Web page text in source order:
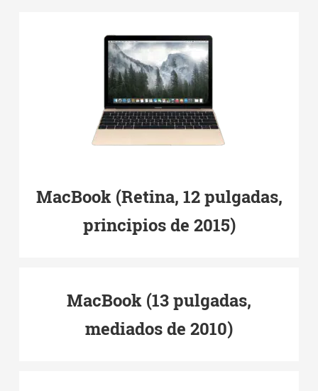
MacBook (Retina, 12 pulgadas,
principios de 2015)
MacBook (13 pulgadas,
mediados de 2010)